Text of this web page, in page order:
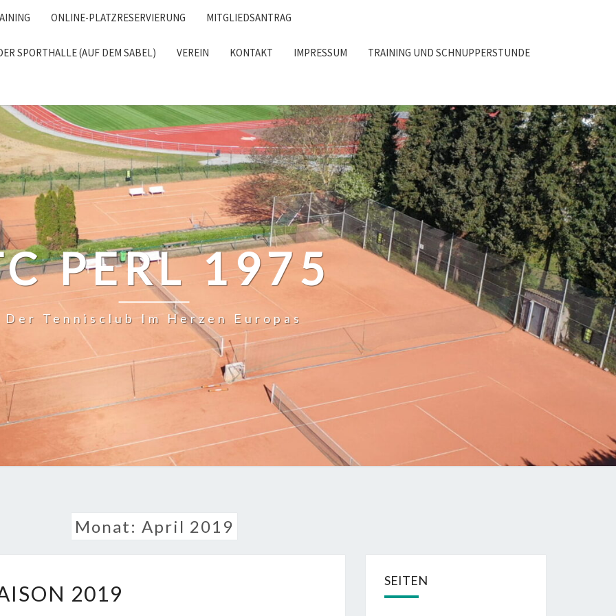
ONLINE-PLATZRESERVIERUNG MITGLIEDSANTRAG
SPORTHALLE (AUF DEM SABEL) VEREIN KONTAKT IMPRESSUM TRAINING UND SCHNUPPERSTUNDE
PERL 1975
Der Tennisclub Im Herzen Europas
Monat: April 2019
20192019
SEITEN